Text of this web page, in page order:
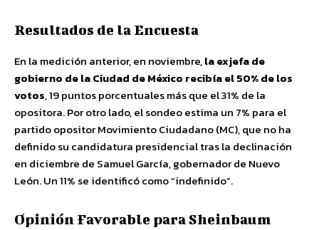
Resultados de la Encuesta
En la medición anterior, en noviembre,la exjefa de
gobierno de la Ciudad de México recibía el 50% de los
votos, 19 puntos porcentuales más que el 31% de la
opositora. Por otro lado, el sondeo estima un 7% para el
partido opositor Movimiento Ciudadano (MC), que no ha
definido su candidatura presidencial tras la declinación
en diciembre de Samuel García, gobernador de Nuevo
León. Un 11% se identificó como “indefinido”.
Opinión Favorable para Sheinbaum